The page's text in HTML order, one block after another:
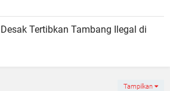
Tertibkan Tambang Ilegal di
Tampilkan